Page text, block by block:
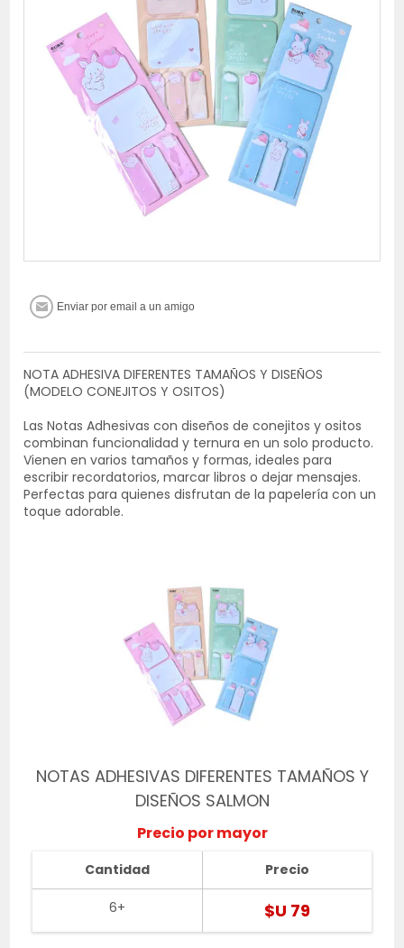
NOTA ADHESIVA DIFERENTES TAMAÑOS Y DISEÑOS
(MODELO CONEJITOS Y OSITOS)
Las Notas Adhesivas con diseños de conejitos y ositos
combinan funcionalidad y ternura en un solo producto.
Vienen en varios tamaños y formas, ideales para
escribir recordatorios, marcar libros o dejar mensajes.
Perfectas para quienes disfrutan de la papelería con un
toque adorable.
NOTAS ADHESIVAS DIFERENTES TAMAÑOS Y
DISEÑOS SALMON
Precio por mayor
Cantidad
6+
Precio
$U 79